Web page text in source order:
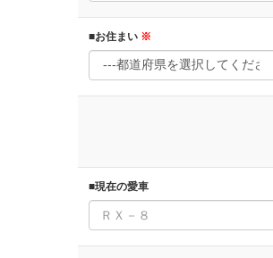
■お住まい ※
■現在の愛車